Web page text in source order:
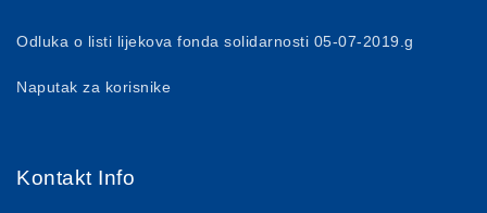
Odluka o listi lijekova fonda solidarnosti 05-07-2019.g
Naputak za korisnike
Kontakt Info